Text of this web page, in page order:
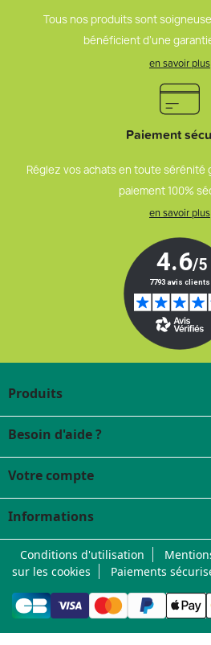
Tous nos produits sont
bénéficient d’une
en savoir plus
Paiement
Réglez vos achats en toute sérénité
paiement 100%
en savoir plus
Produits
Besoin d'aide ?
Votre compte
Informations
Conditions d'utilisation
sur les cookies
Paiements